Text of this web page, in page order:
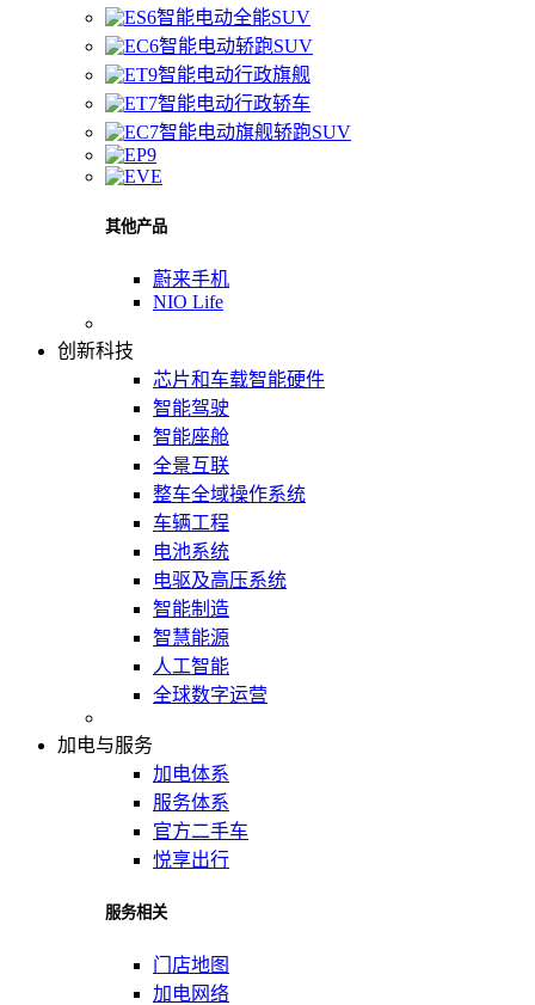
智能电动全能SUV
智能电动轿跑SUV
智能电动行政旗舰
智能电动行政轿车
智能电动旗舰轿跑SUV
其他产品
蔚来手机
NIO Life
创新科技
芯片和车载智能硬件
智能驾驶
智能座舱
全景互联
整车全域操作系统
车辆工程
电池系统
电驱及高压系统
智能制造
智慧能源
人工智能
全球数字运营
加电与服务
加电体系
服务体系
官方二手车
悦享出行
服务相关
门店地图
加电网络